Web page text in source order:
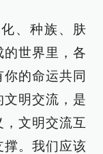
、种族、肤
世界里，各
的命运共同
明交流，是
文明交流互
撑。我们应该